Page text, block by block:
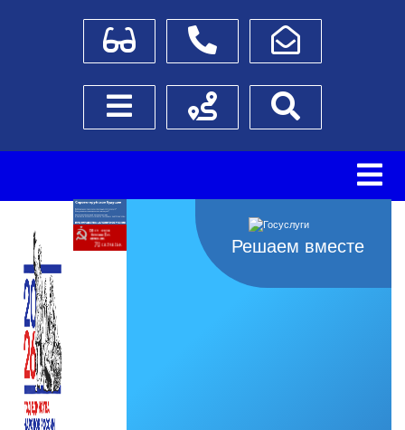
Для слабовидящихТелефоныНаписать обращение
Боковое менюСхема проезда
Решаем вместе